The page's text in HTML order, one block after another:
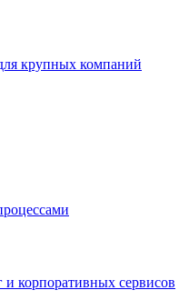
крупных компаний
корпоративных сервисов